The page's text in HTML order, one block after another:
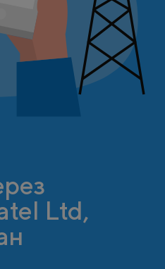
Ltd,